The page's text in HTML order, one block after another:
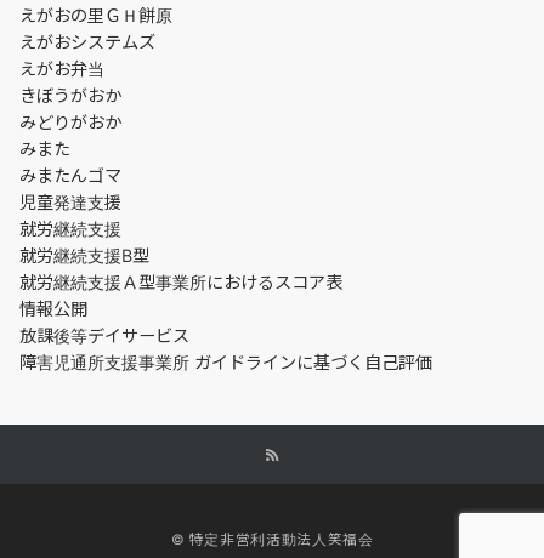
えがおの里ＧＨ餅原
えがおシステムズ
えがお弁当
きぼうがおか
みどりがおか
みまた
みまたんゴマ
児童発達支援
就労継続支援
就労継続支援B型
就労継続支援Ａ型事業所におけるスコア表
情報公開
放課後等デイサービス
障害児通所支援事業所 ガイドラインに基づく自己評価
© 特定非営利活動法人笑福会